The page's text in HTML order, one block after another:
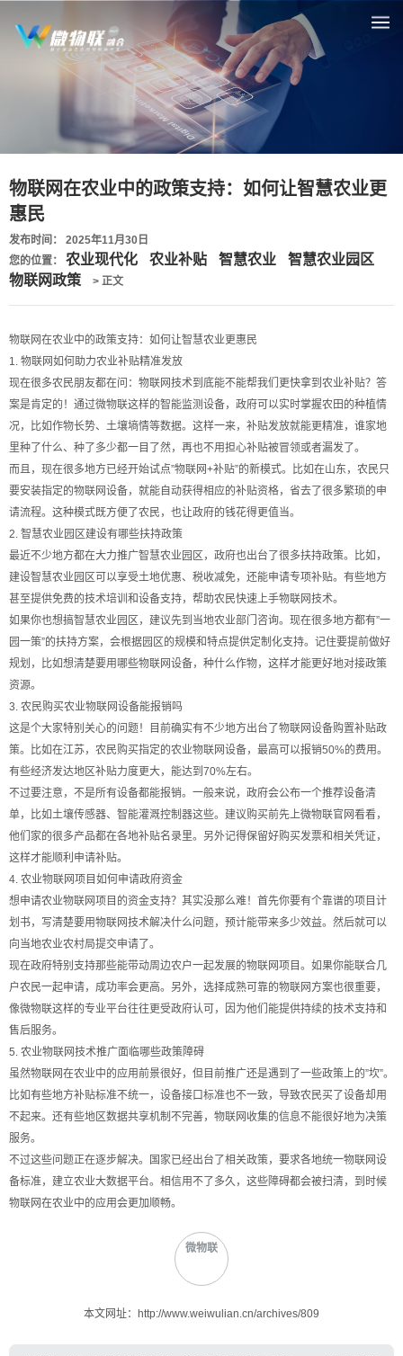
物联网在农业中的政策支持：如何让智慧农业更
惠民
发布时间： 2025年11月30日
您的位置： 农业现代化 农业补贴 智慧农业
智慧农业园区
物联网政策
> 正文
物联网在农业中的政策支持：如何让智慧农业更惠民
1. 物联网如何助力农业补贴精准发放
现在很多农民朋友都在问：物联网技术到底能不能帮我们更快拿到农业补贴？答
案是肯定的！通过微物联这样的智能监测设备，政府可以实时掌握农田的种植情
况，比如作物长势、土壤墒情等数据。这样一来，补贴发放就能更精准，谁家地
里种了什么、种了多少都一目了然，再也不用担心补贴被冒领或者漏发了。
而且，现在很多地方已经开始试点”物联网+补贴”的新模式。比如在山东，农民只
要安装指定的物联网设备，就能自动获得相应的补贴资格，省去了很多繁琐的申
请流程。这种模式既方便了农民，也让政府的钱花得更值当。
2. 智慧农业园区建设有哪些扶持政策
最近不少地方都在大力推广智慧农业园区，政府也出台了很多扶持政策。比如，
建设智慧农业园区可以享受土地优惠、税收减免，还能申请专项补贴。有些地方
甚至提供免费的技术培训和设备支持，帮助农民快速上手物联网技术。
如果你也想搞智慧农业园区，建议先到当地农业部门咨询。现在很多地方都有”一
园一策”的扶持方案，会根据园区的规模和特点提供定制化支持。记住要提前做好
规划，比如想清楚要用哪些物联网设备，种什么作物，这样才能更好地对接政策
资源。
3. 农民购买农业物联网设备能报销吗
这是个大家特别关心的问题！目前确实有不少地方出台了物联网设备购置补贴政
策。比如在江苏，农民购买指定的农业物联网设备，最高可以报销50%的费用。
有些经济发达地区补贴力度更大，能达到70%左右。
不过要注意，不是所有设备都能报销。一般来说，政府会公布一个推荐设备清
单，比如土壤传感器、智能灌溉控制器这些。建议购买前先上微物联官网看看，
他们家的很多产品都在各地补贴名录里。另外记得保留好购买发票和相关凭证，
这样才能顺利申请补贴。
4. 农业物联网项目如何申请政府资金
想申请农业物联网项目的资金支持？其实没那么难！首先你要有个靠谱的项目计
划书，写清楚要用物联网技术解决什么问题，预计能带来多少效益。然后就可以
向当地农业农村局提交申请了。
现在政府特别支持那些能带动周边农户一起发展的物联网项目。如果你能联合几
户农民一起申请，成功率会更高。另外，选择成熟可靠的物联网方案也很重要，
像微物联这样的专业平台往往更受政府认可，因为他们能提供持续的技术支持和
售后服务。
5. 农业物联网技术推广面临哪些政策障碍
虽然物联网在农业中的应用前景很好，但目前推广还是遇到了一些政策上的”坎”。
比如有些地方补贴标准不统一，设备接口标准也不一致，导致农民买了设备却用
不起来。还有些地区数据共享机制不完善，物联网收集的信息不能很好地为决策
服务。
不过这些问题正在逐步解决。国家已经出台了相关政策，要求各地统一物联网设
备标准，建立农业大数据平台。相信用不了多久，这些障碍都会被扫清，到时候
物联网在农业中的应用会更加顺畅。
微物联
本文网址：http://www.weiwulian.cn/archives/809